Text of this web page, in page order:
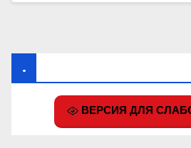
.
ВЕРСИЯ ДЛЯ